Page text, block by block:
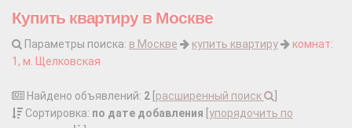
Купить квартиру в Москве
Параметры поиска: в Москве купить квартиру
комнат:
1, м. Щелковская
Найдено объявлений: 2 расширенный поиск
Сортировка: по дате добавления упорядочить по